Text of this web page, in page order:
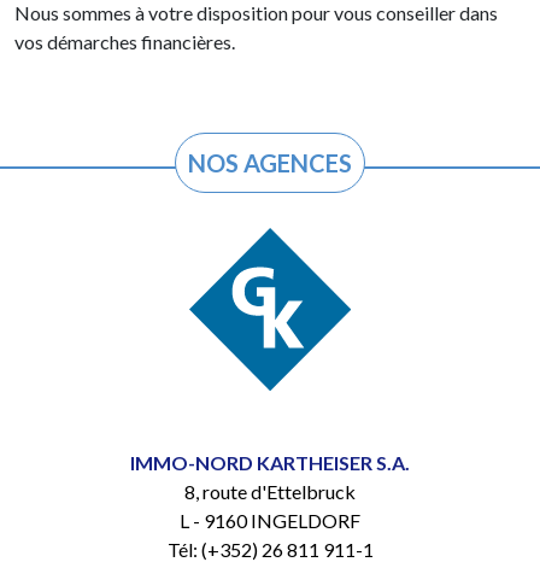
Nous sommes à votre disposition pour vous conseiller dans
vos démarches financières.
NOS AGENCES
IMMO-NORD KARTHEISER S.A.
8, route d'Ettelbruck
L - 9160 INGELDORF
Tél: (+352) 26 811 911-1